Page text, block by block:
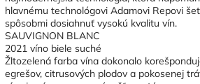
hlavnému technológovi Adamovi Repovi
spôsobmi dosiahnuť vysokú kvalitu vín.
SAUVIGNON BLANC
2021 víno biele suché
Žltozelená farba vína dokonalo
egrešov, citrusových plodov a pokosenej